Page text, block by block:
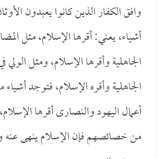
وافق الكفار الذين كانوا يعبدون
أشياء، يعني: أقرها الإسلام، مثل
الجاهلية وأقرها الإسلام، ومثل الولي
الجاهلية وأقره الإسلام، فتوجد
أعمال اليهود والنصارى أقرها
من خصائصهم فإن الإسلام ينهى عنه